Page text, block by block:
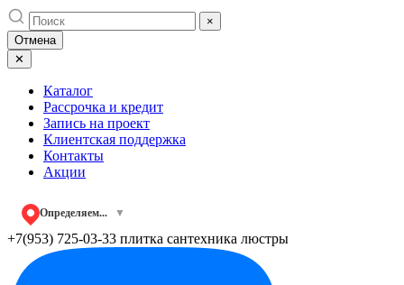
Skip
to
content
×
Отмена
✕
Каталог
Рассрочка и кредит
Запись на проект
Клиентская поддержка
Контакты
Акции
Определяем... ▼
+7(953) 725-03-33 плитка сантехника люстры